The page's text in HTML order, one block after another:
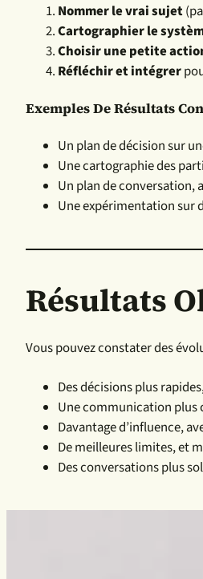
Nommer le vrai sujet
Cartographier le
Choisir une petite
Réfléchir et intégrer
Exemples De Résultats
Un plan de décision sur
Une cartographie des
Un plan de conversation,
Une expérimentation sur
Résultats
Vous pouvez constater des
Des décisions plus
Une communication plus
Davantage d’influence,
De meilleures limites, et
Des conversations plus